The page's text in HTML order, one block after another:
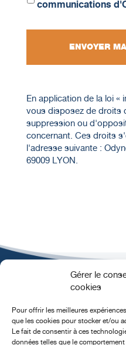
Gérer le
cookies
Pour offrir les meilleures
que les cookies pour stocker et/ou
Le fait de consentir à ces
données telles que le
communications
En application de la loi «
vous disposez de droits
suppression ou
concernant. Ces droits
l'adresse suivante :
69009 LYON.